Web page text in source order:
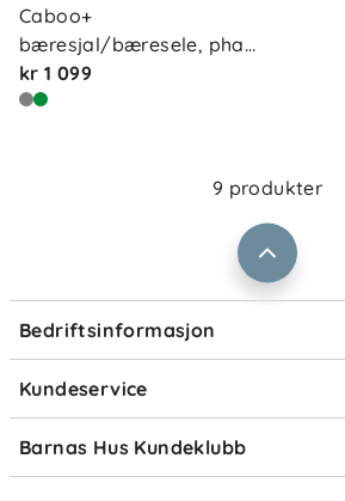
Caboo+
bæresjal/bæresele, pha…
kr 1 099
9 produkter
Bedriftsinformasjon
Om oss
Våre butikker
Størrelsesguider
Kundeservice
Kontakt oss
Frakt og levering
Ofte stilte spørsmål
Om Klarna
Barnas Hus Kundeklubb
Medlemsvilkår